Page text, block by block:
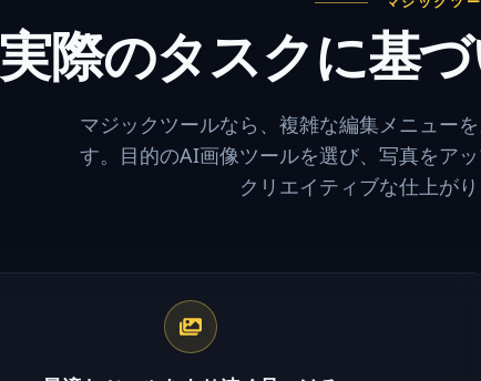
実際のタスクに基
マジックツールなら、複雑な編集メニュー
す。目的のAI画像ツールを選び、写真をア
クリエイティブな仕上が